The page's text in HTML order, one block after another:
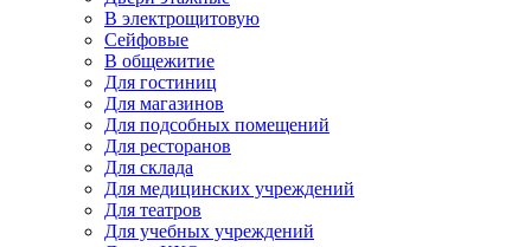
В электрощитовую
Сейфовые
В общежитие
Для гостиниц
Для магазинов
Для подсобных помещений
Для ресторанов
Для склада
Для медицинских учреждений
Для театров
Для учебных учреждений